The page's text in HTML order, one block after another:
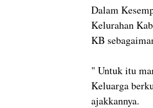
Dalam
Kelurahan
KB
" Untuk itu
Keluarga
ajakkannya.